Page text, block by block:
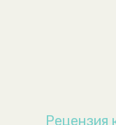
Рецензия